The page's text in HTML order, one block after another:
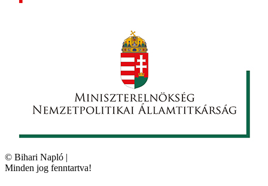
© Bihari Napló |
Minden jog fenntartva!